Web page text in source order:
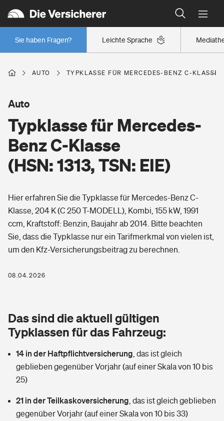
Leichte Sprache
Sie haben Fragen?
Wer versichert was: Jetzt Versicherer finden
Regionalklassen: So ist Ihre Region eingestuft
Wer versichert was: Jetzt Versicherer finden
Berufsunfähigkeitsversicherung
Arbeitsrechtsschutz
Berufshaftpflichtversicherung
Rentenrechner: Wie viel Geld bekomme ich im Alter?
Wer versichert was: Jetzt Versicherer finden
Sie haben Fragen?
Wohnen
Wohngebäudeversicherung
Hausratversicherung
Elementarversicherung
Photovoltaik
Wärmepumpen versichern
Vermieterrrechtsschutz
Mietkautionsversicherung
Restkreditversicherung
Zur Übersicht
Pri­vate Haft­pflicht­
Rechts­schutz­ver­si­che­rung
Kinderunfall­ver­si­che­rung
Reiseversicherung
Gesundheit
Private Krankenversicherung
Tierkrankenversicherung
Zur Übersicht
AUTO TYPKLASSE FÜR MERCEDES-BENZ C-KLASSE
Typklasse für Mercedes-
Benz C-Klasse
(HSN: 1313, TSN: EIE)
Auto
Hier erfahren Sie die Typklasse für Mercedes-Benz C-
Klasse, 204 K (C 250 T-MODELL), Kombi, 155 kW, 1991
ccm, Kraftstoff: Benzin, Baujahr ab 2014. Bitte beachten
Sie, dass die Typklasse nur ein Tarifmerkmal von vielen ist,
um den Kfz-Versicherungsbeitrag zu berechnen.
08.04.2026
Das sind die aktuell gültigen
Typklassen für das Fahrzeug:
14 in der Haftpflichtversicherung das ist gleich
geblieben gegenüber Vorjahr (auf einer Skala von 10 bis
25)
21 in der Teilkaskoversicherung das ist gleich geblieben
gegenüber Vorjahr (auf einer Skala von 10 bis 33)